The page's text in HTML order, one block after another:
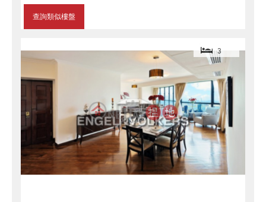
查詢類似樓盤
3